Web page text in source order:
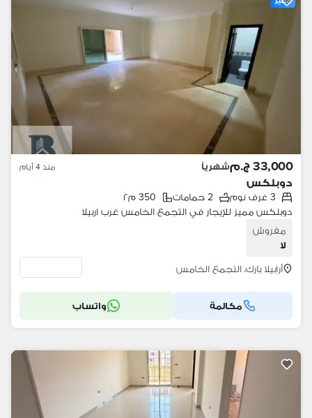
33,000 ج.م شهرياً منذ 4 أيام
دوبلكس
3 غرف نوم 2 حمامات
350 م٢
دوبلكس مميز للإيجار في التجمع الخامس غرب اربيلا
مفروش
لا
أرابيلا بارك، التجمع الخامس
مكالمة واتساب